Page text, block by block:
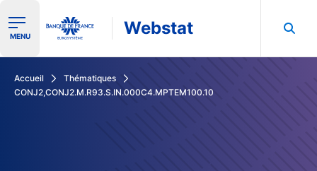
Ouvrir le menu de navigation
MENU Webstat
Accueil
Thématiques
CONJ2,CONJ2.M.R93.S.IN.000C4.MPTEM100.10